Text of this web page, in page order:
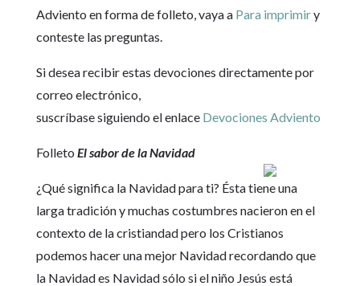
Adviento en forma de folleto, vaya a Para imprimiry
conteste las preguntas.
Si desea recibir estas devociones directamente por
correo electrónico,
suscríbase siguiendo el enlace Devociones Adviento
Folleto El sabor de la Navidad
¿Qué significa la Navidad para ti? Ésta tiene una
larga tradición y muchas costumbres nacieron en el
contexto de la cristiandad pero los Cristianos
podemos hacer una mejor Navidad recordando que
la Navidad es Navidad sólo si el niño Jesús está